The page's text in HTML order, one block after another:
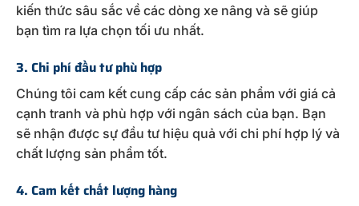
kiến thức sâu sắc về các dòng xe nâng và sẽ giúp
bạn tìm ra lựa chọn tối ưu nhất.
3. Chi phí đầu tư phù hợp
Chúng tôi cam kết cung cấp các sản phẩm với giá cả
cạnh tranh và phù hợp với ngân sách của bạn. Bạn
sẽ nhận được sự đầu tư hiệu quả với chi phí hợp lý và
chất lượng sản phẩm tốt.
4. Cam kết chất lượng hàng